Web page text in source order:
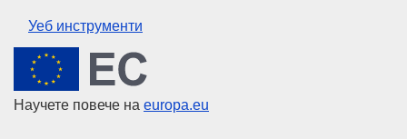
Уеб инструменти
Европейски съюз
Научете повече на europa.eu